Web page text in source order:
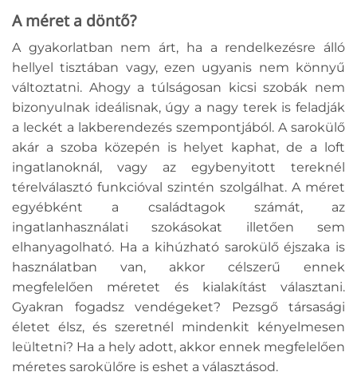
A méret a döntő?
A gyakorlatban nem árt, ha a rendelkezésre álló
hellyel tisztában vagy, ezen ugyanis nem könnyű
változtatni. Ahogy a túlságosan kicsi szobák nem
bizonyulnak ideálisnak, úgy a nagy terek is feladják
a leckét a lakberendezés szempontjából. A sarokülő
akár a szoba közepén is helyet kaphat, de a loft
ingatlanoknál, vagy az egybenyitott tereknél
térelválasztó funkcióval szintén szolgálhat. A méret
egyébként a családtagok számát, az
ingatlanhasználati szokásokat illetően sem
elhanyagolható. Ha a kihúzható sarokülő éjszaka is
használatban van, akkor célszerű ennek
megfelelően méretet és kialakítást választani.
Gyakran fogadsz vendégeket? Pezsgő társasági
életet élsz, és szeretnél mindenkit kényelmesen
leültetni? Ha a hely adott, akkor ennek megfelelően
méretes sarokülőre is eshet a választásod.